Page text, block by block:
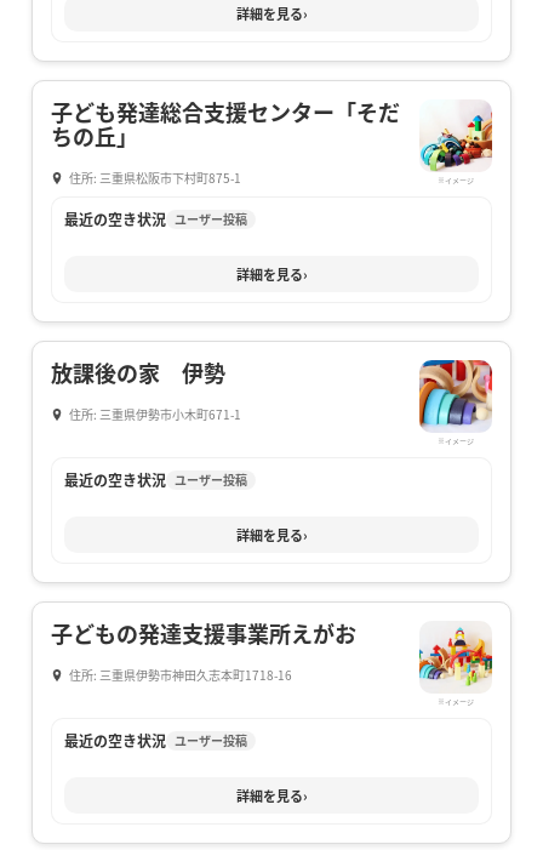
詳細を見る›
子ども発達総合支援センター「そだ
ちの丘」
住所: 三重県松阪市下村町875-1 ※イメージ
最近の空き状況 ユーザー投稿
詳細を見る›
放課後の家 伊勢
住所: 三重県伊勢市小木町671-1
※イメージ
最近の空き状況 ユーザー投稿
詳細を見る›
子どもの発達支援事業所えがお
住所: 三重県伊勢市神田久志本町1718-16
※イメージ
最近の空き状況 ユーザー投稿
詳細を見る›